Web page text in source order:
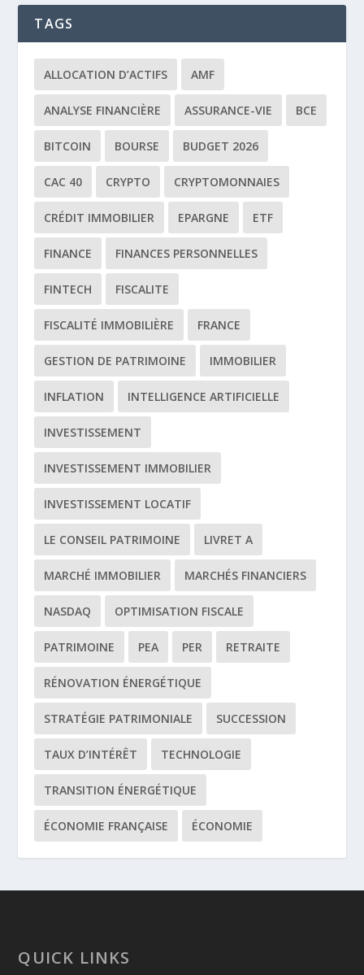
TAGS
ALLOCATION D’ACTIFS AMF
ANALYSE FINANCIÈRE ASSURANCE-VIE BCE
BITCOIN BOURSE BUDGET 2026
CAC 40 CRYPTO CRYPTOMONNAIES
CRÉDIT IMMOBILIER EPARGNE ETF
FINANCE FINANCES PERSONNELLES
FINTECH FISCALITE
FISCALITÉ IMMOBILIÈRE FRANCE
GESTION DE PATRIMOINE IMMOBILIER
INFLATION INTELLIGENCE ARTIFICIELLE
INVESTISSEMENT
INVESTISSEMENT IMMOBILIER
INVESTISSEMENT LOCATIF
LE CONSEIL PATRIMOINE LIVRET A
MARCHÉ IMMOBILIER MARCHÉS FINANCIERS
NASDAQ OPTIMISATION FISCALE
PATRIMOINE PEA PER RETRAITE
RÉNOVATION ÉNERGÉTIQUE
STRATÉGIE PATRIMONIALE SUCCESSION
TAUX D’INTÉRÊT TECHNOLOGIE
TRANSITION ÉNERGÉTIQUE
ÉCONOMIE FRANÇAISE ÉCONOMIE
QUICK LINKS